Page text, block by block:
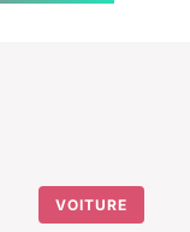
VOITURE